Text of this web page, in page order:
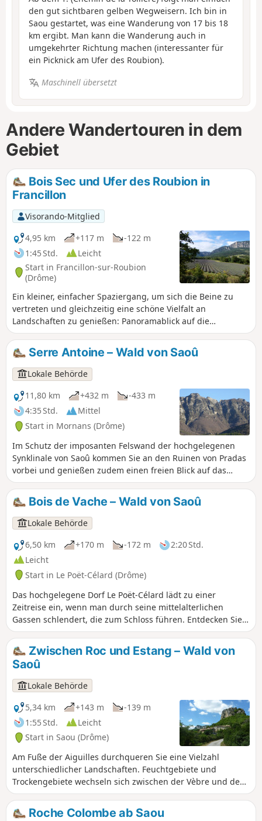
den gut sichtbaren gelben Wegweisern. Ich bin in
Saou gestartet, was eine Wanderung von 17 bis 18
km ergibt. Man kann die Wanderung auch in
umgekehrter Richtung machen (interessanter für
ein Picknick am Ufer des Roubion).
Maschinell übersetzt
Andere Wandertouren in dem
Gebiet
Bois Sec und Ufer des Roubion in
Francillon
Visorando-Mitglied
4,95 km
+117 m
-122 m
1:45 Std.
Leicht
Start in Francillon-sur-Roubion
(Drôme)
Ein kleiner, einfacher Spaziergang, um sich die Beine zu
vertreten und gleichzeitig eine schöne Vielfalt an
Landschaften zu genießen: Panoramablick auf die
majestätische Synklinale des Forêt de Saou, trockener
Kiefernwald, kühle Ufer des Roubion, die zum Baden
einladen, und sogar Lavendelfelder zum Abschluss, bevor
Sie das hübsche Dorf Francillon durchqueren.
Serre Antoine – Wald von Saoû
Lokale Behörde
11,80 km
+432 m
-433 m
4:35 Std.
Mittel
Start in Mornans (Drôme)
Im Schutz der imposanten Felswand der hochgelegenen
Synklinale von Saoû kommen Sie an den Ruinen von Pradas
vorbei und genießen zudem einen freien Blick auf das
Roubion-Tal. ⚠️ Zwischen dem 1. Juli und dem 15.
September gilt der Präfekturbeschluss DDT-SEF-2026-0176
vom 4. Juni 2026 über die vorübergehende
Zugangsbeschränkung zum Wald von Saoû und zum
Plateau d’Ambel bei täglich bewerteter Brandgefahr. Jeden
Abend (gegen 17:30 Uhr) wird eine Karte für den nächsten
Tag veröffentlicht.
Bois de Vache – Wald von Saoû
Lokale Behörde
6,50 km
+170 m -172 m
2:20 Std.
Leicht
Start in Le Poët-Célard (Drôme)
Das hochgelegene Dorf Le Poët-Célard lädt zu einer
Zeitreise ein, wenn man durch seine mittelalterlichen
Gassen schlendert, die zum Schloss führen. Entdecken Sie
anschließend die Region mit dem Château de Saint-André.
Zwischen Roc und Estang – Wald von
Saoû
Lokale Behörde
5,34 km
+143 m
-139 m
1:55 Std.
Leicht
Start in Saou (Drôme)
Am Fuße der Aiguilles durchqueren Sie eine Vielzahl
unterschiedlicher Landschaften. Feuchtgebiete und
Trockengebiete wechseln sich zwischen der Vèbre und den
mediterranen Hängen des Pas de l'Estang und des Palloir
ab.
Roche Colombe ab Saou